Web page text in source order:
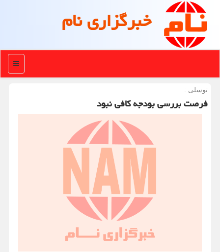
خبرگزاری نام
منو
توسلی :
فرصت بررسی بودجه کافی نبود